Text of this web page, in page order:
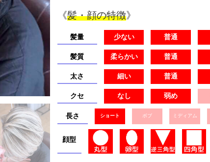
《髪・顔の特徴》
髪量 少ない 普通
髪質 柔らかい 普通
太さ 細い 普通
クセ なし 弱め
長さ ショート ボブ ミディアム
顔型